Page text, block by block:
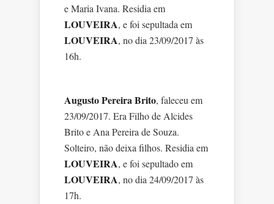
e Maria Ivana. Residia em
LOUVEIRA, e foi sepultada em
LOUVEIRA, no dia 23/09/2017 às
16h.
Augusto Pereira Brito, faleceu em
23/09/2017. Era Filho de Alcides
Brito e Ana Pereira de Souza.
Solteiro, não deixa filhos. Residia em
LOUVEIRA, e foi sepultado em
LOUVEIRA, no dia 24/09/2017 às
17h.